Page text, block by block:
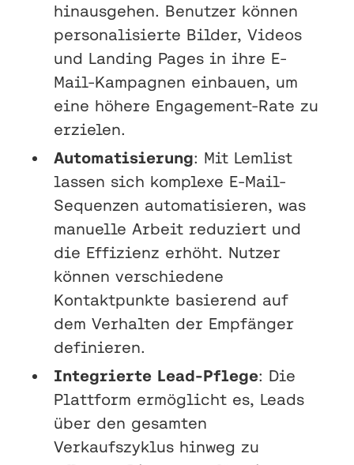
hinausgehen. Benutzer können
personalisierte Bilder, Videos
und Landing Pages in ihre E-
Mail-Kampagnen einbauen, um
eine höhere Engagement-Rate zu
erzielen.
Automatisierung: Mit Lemlist
lassen sich komplexe E-Mail-
Sequenzen automatisieren, was
manuelle Arbeit reduziert und
die Effizienz erhöht. Nutzer
können verschiedene
Kontaktpunkte basierend auf
dem Verhalten der Empfänger
definieren.
Integrierte Lead-Pflege: Die
Plattform ermöglicht es, Leads
über den gesamten
Verkaufszyklus hinweg zu